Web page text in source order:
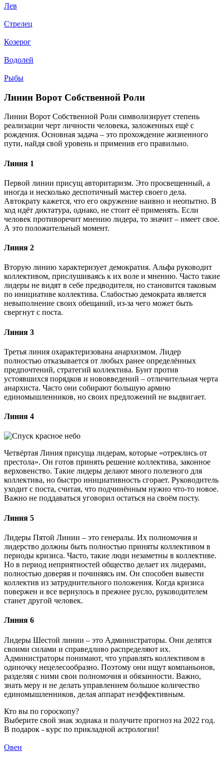
Лев
Стрелец
Козерог
Водолей
Рыбы
Линии Ворот Собственной Роли
Линии Ворот Собственной Роли символизирует степень
реализации черт личности человека, заложенных ещё с
рождения. Основная задача – это прохождение жизненного
пути, найдя свой уровень и применив его правильно.
Линия 1
Первой линии присущ авторитаризм. Это просвещенный, а
иногда и несколько деспотичный мастер своего дела.
Автократу кажется, что его окружение наивно и неопытно. В
ход идёт диктатура, однако, не стоит её применять. Если
человек противоречит мнению лидера, то значит – имеет свое.
А это положительный момент.
Линия 2
Вторую линию характеризует демократия. Альфа руководит
коллективом, прислушиваясь к их воле и мнению. Часто такие
лидеры не видят в себе предводителя, но становится таковым
по инициативе коллектива. Слабостью демократа является
невыполнение своих обещаний, из-за чего может быть
свергнут с поста.
Линия 3
Третья линия охарактеризована анархизмом. Лидер
полностью отказывается от любых ранее определённых
предпочтений, стратегий коллектива. Бунт против
устоявшихся порядков и нововведений – отличительная черта
анархиста. Часто они собирают большую армию
единомышленников, но своих предложений не выдвигает.
Линия 4
Четвёртая Линия присуща лидерам, которые «отреклись от
престола». Он готов принять решение коллектива, законное
верховенство. Такие лидеры делают много полезного для
коллектива, но быстро инициативность сгорает. Руководитель
уходит с поста, считая, что подчинённым нужно что-то новое.
Важно не поддаваться уговорил остаться на своём посту.
Линия 5
Лидеры Пятой Линии – это генералы. Их полномочия и
лидерство должны быть полностью приняты коллективом в
периоды кризиса. Часто, такие люди незаметны в коллективе.
Но в период неприятностей общество делает их лидерами,
полностью доверяя и починяясь им. Он способен вывести
коллектив из затруднительного положения. Когда кризиса
повержен и все вернулось в прежнее русло, руководителем
станет другой человек.
Линия 6
Лидеры Шестой линии – это Администраторы. Они делятся
своими силами и справедливо распределяют их.
Администраторы понимают, что управлять коллективом в
одиночку нецелесообразно. Поэтому они ищут компаньонов,
разделяя с ними свои полномочия и обязанности. Важно,
знать меру и не делать управлением большое количество
единомышленников, делая аппарат неэффективным.
Кто вы по гороскопу?
Выберите свой знак зодиака и получите прогноз на 2022 год.
В подарок - курс по прикладной астрологии!
Овен